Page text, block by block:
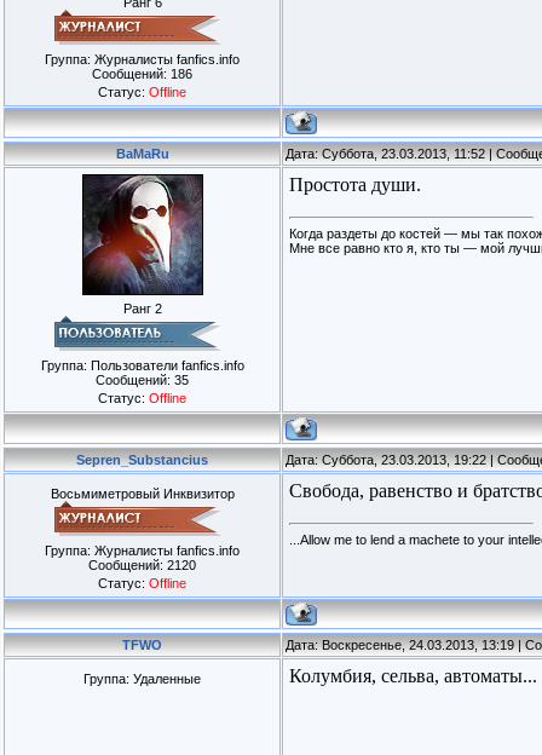
Группа: Журналисты fanfics.info
Сообщений: 186
Статус: Offline
BaMaRu Дата: Суббота, 23.03.2013, 11:52 |
Ранг 2
Группа: Пользователи fanfics.info
Сообщений: 35
Статус: Offline
Простота души.
Когда раздеты до костей — мы так
Мне все равно кто я, кто ты — мой
Sepren_Substancius Дата: Суббота, 23.03.2013, 19:22 |
Восьмиметровый Инквизитор
Группа: Журналисты fanfics.info
Сообщений: 2120
Статус: Offline
Свобода, равенство и
...Allow me to lend a machete to your
TFWO Дата: Воскресенье, 24.03.2013, 13:19 |
Группа: Удаленные Колумбия, сельва, автоматы...